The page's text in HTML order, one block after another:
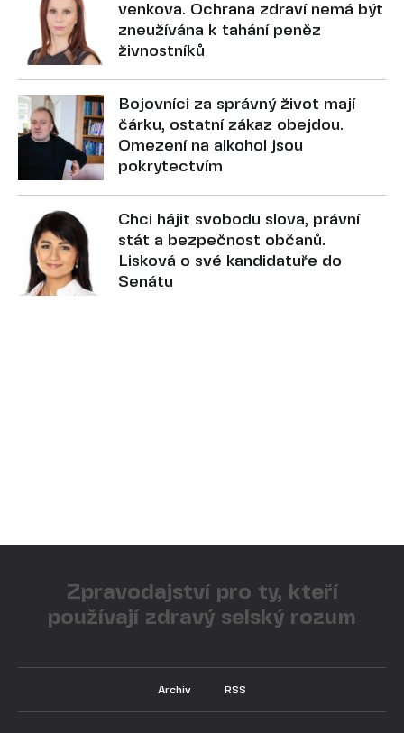
venkova. Ochrana zdraví nemá být
zneužívána k tahání peněz
živnostníků
Bojovníci za správný život mají
čárku, ostatní zákaz obejdou.
Omezení na alkohol jsou
pokrytectvím
Chci hájit svobodu slova, právní
stát a bezpečnost občanů.
Lisková o své kandidatuře do
Senátu
Zpravodajství pro ty, kteří
používají zdravý selský rozum
Archiv RSS